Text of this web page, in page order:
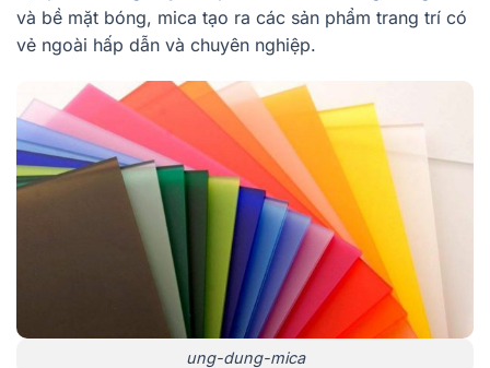
và bề mặt bóng, mica tạo ra các sản phẩm trang trí có
vẻ ngoài hấp dẫn và chuyên nghiệp.
ung-dung-mica